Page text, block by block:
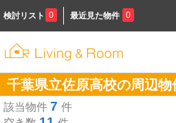
検討リスト 0 最近見た物件 0
千葉県立佐原高校の周辺物
該当物件 7 件